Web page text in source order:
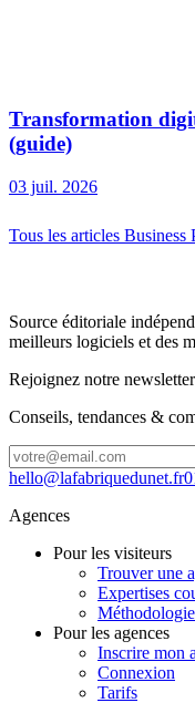
Transformation
(guide)
03 juil. 2026
Tous les articles Business
Source éditoriale
meilleurs logiciels et des
Rejoignez notre newsletter
Conseils, tendances &
hello@lafabriquedunet.fr
Agences
Pour les visiteurs
Trouver une
Expertises
Pour les agences
Inscrire mon
Connexion
Tarifs